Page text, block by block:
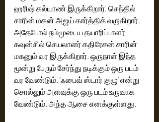
ஹரிஷ் கல்யாண் இருக்கிறார். செந்தில்
சாரின் மகன் அஜய் கார்த்திக் வருகிறார்.
அதேபோல் நம்முடைய தயாரிப்பாளர்
கவுன்சில் செயலாளர் கதிரேசன் சாரின்
மகனும் வர இருக்கிறார். ஒருநாள் இந்த
மூன்று பேரும் சேர்ந்து நடிக்கும் ஒரு படம்
வர வேண்டும். ‘ஃபைவ் ஸ்டார் குழு’ என்று
சொல்லும் அளவுக்கு ஒரு படம் உருவாக
வேண்டும். அந்த ஆசை எனக்குள்ளது.